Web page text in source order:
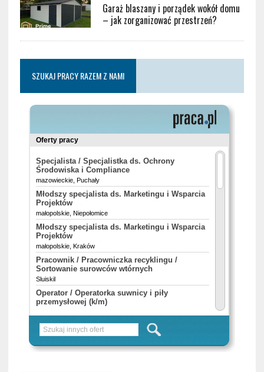
Garaż blaszany i porządek wokół domu
– jak zorganizować przestrzeń?
SZUKAJ PRACY RAZEM Z NAMI